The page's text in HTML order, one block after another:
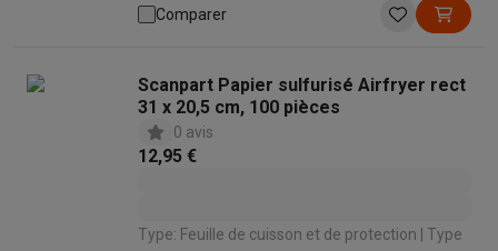
marque: Universel
Comparer
Scanpart Papier sulfurisé Airfryer rect
31 x 20,5 cm, 100 pièces
0 avis
12,95 €
Type: Feuille de cuisson et de protection | Type